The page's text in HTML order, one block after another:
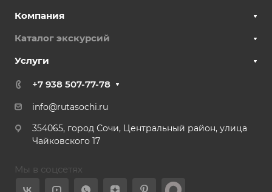
Компания
Каталог экскурсий
Услуги
+7 938 507-77-78
info@rutasochi.ru
354065, город Сочи, Центральный район, улица
Чайковского 17
Мы в соцсетях